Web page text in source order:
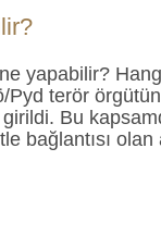
yapabilir?
terör
Bu
bağlantısı